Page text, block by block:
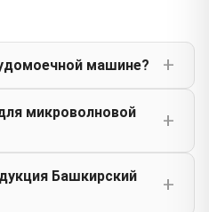
машине?
микроволновой
Башкирский